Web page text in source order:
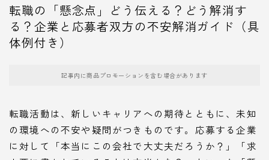
転職の「懸念点」どう伝える？どう解消す
る？企業と応募者双方の不安解消ガイド（具
体例付き）
記事内に商品プロモーションを含む場合があります
転職活動は、新しいキャリアへの期待とともに、未知
の環境への不安や疑問がつきものです。応募する企業
に対して「本当にこの会社で大丈夫だろうか？」「求